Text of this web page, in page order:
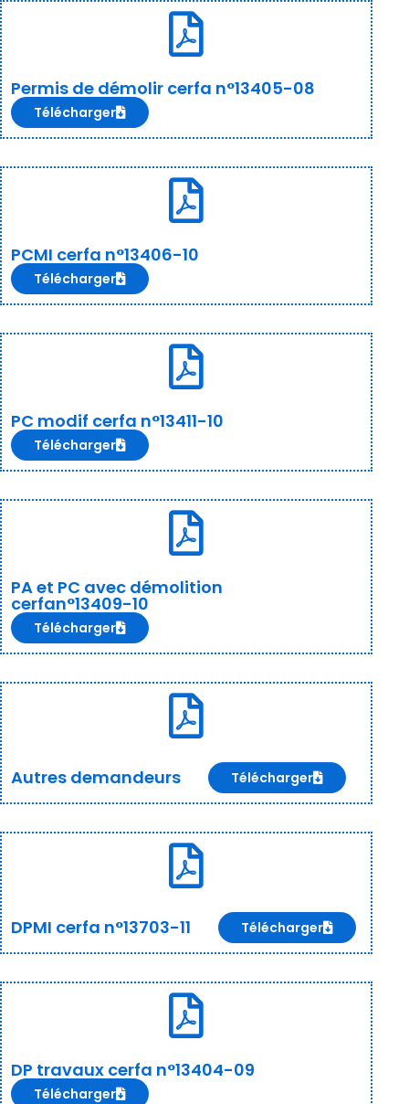
Permis de démolir cerfa n°13405-08
Télécharger
PCMI cerfa n°13406-10
Télécharger
PC modif cerfa n°13411-10
Télécharger
PA et PC avec démolition
cerfan°13409-10
Télécharger
Autres demandeurs Télécharger
DPMI cerfa n°13703-11 Télécharger
DP travaux cerfa n°13404-09
Télécharger